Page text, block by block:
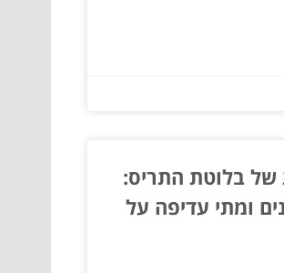
של בלוטת התריס:
ומתי עדיפה על